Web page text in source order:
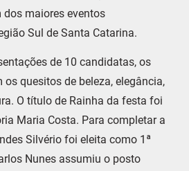
maiores eventos
Sul de Santa Catarina.
de 10 candidatas, os
quesitos de beleza, elegância,
O título de Rainha da festa foi
Maria Costa. Para completar a
Silvério foi eleita como 1ª
Nunes assumiu o posto